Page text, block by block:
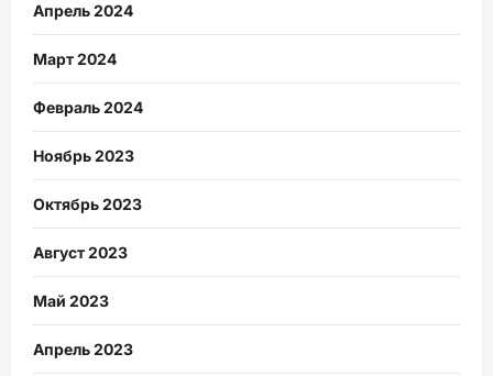
Апрель 2024
Март 2024
Февраль 2024
Ноябрь 2023
Октябрь 2023
Август 2023
Май 2023
Апрель 2023